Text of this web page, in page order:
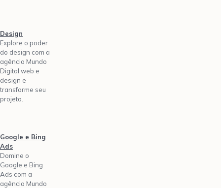
Design
Explore o poder
do design com a
agência Mundo
Digital web e
design e
transforme seu
projeto.
Google e Bing
Ads
Domine o
Google e Bing
Ads com a
agência Mundo